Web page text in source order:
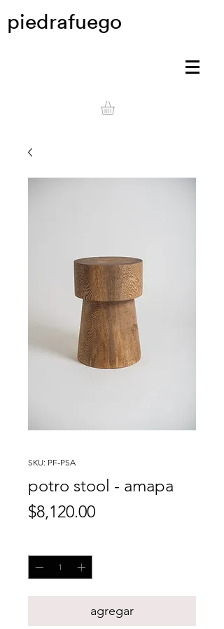
piedrafuego
SKU: PF-PSA
potro stool - amapa
$8,120.00Precio
agregar